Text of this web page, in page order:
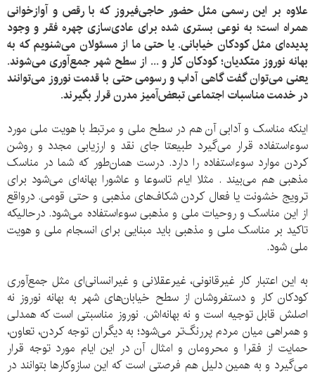
علاوه بر این رسمی مثل حضور حاجی‌فیروز که با رقص و آوازخوانی
همراه است؛ به نوعی بستری شده برای عادی‌سازی چهره فقر و وجود
پدیده‌ای مثل کودکان خیابانی. یا حتی ما از مسئولان می‌شنویم که به
بهانه نوروز متکدیان؛ کودکان کار و ... از سطح شهر جمع‌آوری می‌شوند.
یعنی می‌توان گفت گاهی آداب و رسومی حتی با قدمت نوروز می‌توانند
در خدمت مناسبات اجتماعی تبعض‌آمیز مدرن قرار بگیرند.
اینکه مناسک و آدابی آن هم در سطح ملی و مرتبط با هویت ملی مورد
سوء‌استفاده قرار می‌گیرد طبیعتا جای نقد و ارزیابی مجدد و روشن
کردن موارد سوء‌استفاده را دارد. درست همان‌طور که شما در مناسک
مذهبی هم می‌بیند . مثلا ایام تاسوعا و عاشورا بهانه‌ای می‌شود برای
ترویج خشونت یا فعال کردن شکاف‌های مذهبی و حتی قومی. درواقع
از این مناسک و روحیات ملی و مذهبی سوء‌استفاده‌ می‌شود. درحالیکه
تاکید بر مناسک ملی و مذهبی باید مبنایی برای انسجام ملی و هویت
ملی شود.
به این اعتبار کار غیرقانونی، غیرعقلانی و غیرانسانی‌ای مثل جمع‌آوری
کودکان کار و دستفروشان از سطح خیابان‌های شهر به بهانه نوروز نه
اصلش قابل توجیه است و نه بهانه‌اش. نوروز مناسبتی‌ است که همدلی
و همراهی میان مردم پررنگ‌تر می‌شود؛ به دیگران توجه کردن، تعاون،
حمایت از فقرا و محرومان و امثال آن در این ایام مورد توجه قرار
می‌گیرد و به همین دلیل هم فرصتی است که این سازوکارها بتوانند در